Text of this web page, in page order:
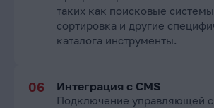
таких как поисковые
сортировка и другие
каталога инструменты.
Интеграция с CMS
Подключение управляющей